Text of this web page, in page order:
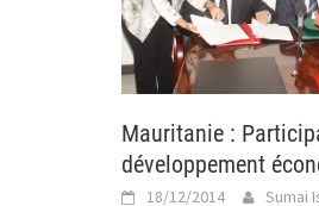
Mauritanie :
développement
18/12/2014 Sumai